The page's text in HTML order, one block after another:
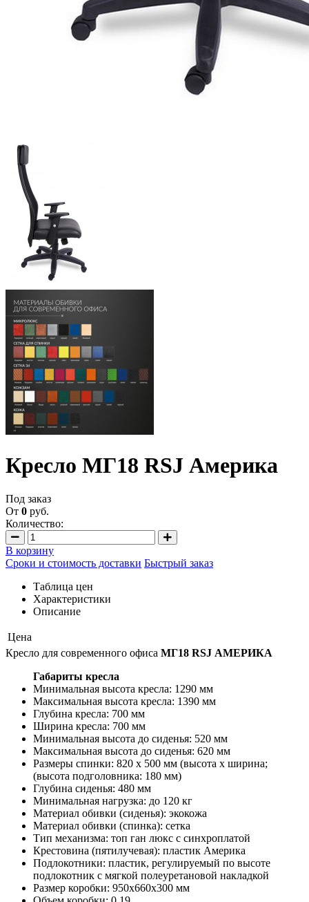
Кресло МГ18 RSJ Америка
Под заказ
От 0 руб.
Количество:
В корзину
Сроки и стоимость доставки Быстрый заказ
Таблица цен
Характеристики
Описание
Цена
Кресло для современного офиса МГ18 RSJ АМЕРИКА
Габариты кресла
Минимальная высота кресла: 1290 мм
Максимальная высота кресла: 1390 мм
Глубина кресла: 700 мм
Ширина кресла: 700 мм
Минимальная высота до сиденья: 520 мм
Максимальная высота до сиденья: 620 мм
Размеры спинки: 820 х 500 мм (высота х ширина;
(высота подголовника: 180 мм)
Глубина сиденья: 480 мм
Минимальная нагрузка: до 120 кг
Материал обивки (сиденья): экокожа
Материал обивки (спинка): сетка
Тип механизма: топ ган люкс с синхроплатой
Крестовина (пятилучевая): пластик Америка
Подлокотники: пластик, регулируемый по высоте
подлокотник с мягкой полеуретановой накладкой
Размер коробки: 950х660х300 мм